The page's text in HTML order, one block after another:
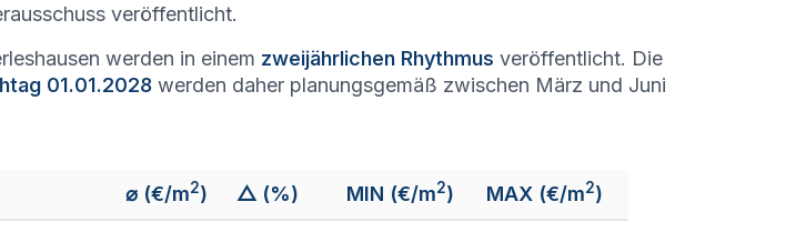
veröffentlicht.
werden in einem zweijährlichen Rhythmus veröffentlicht. Die
01.01.2028 werden daher planungsgemäß zwischen März und Juni
⌀ (€/m2) △ (%) MIN (€/m2) MAX (€/m2)